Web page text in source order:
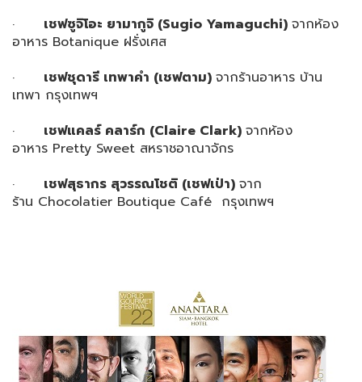
· เชฟซูจิโอะ ยามากูจิ (Sugio Yamaguchi) จากห้อง
อาหาร Botanique ฝรั่งเศส
· เชฟชุดารี เทพาคำ (เชฟตาม) จากร้านอาหาร บ้าน
เทพา กรุงเทพฯ
· เชฟแคลร์ คลาร์ก (Claire Clark) จากห้อง
อาหาร Pretty Sweet สหราชอาณาจักร
· เชฟสุธากร สุวรรณโชติ (เชฟเป่า) จาก
ร้าน Chocolatier Boutique Café กรุงเทพฯ